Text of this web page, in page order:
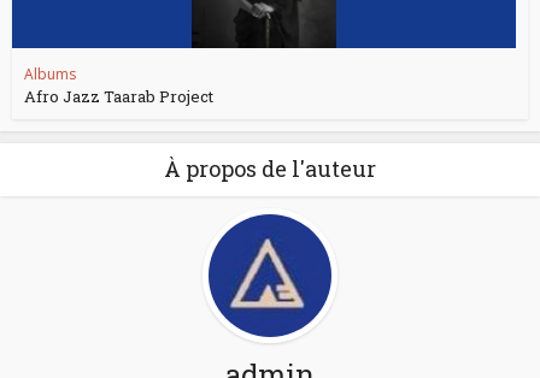
Albums
Afro Jazz Taarab Project
À propos de l'auteur